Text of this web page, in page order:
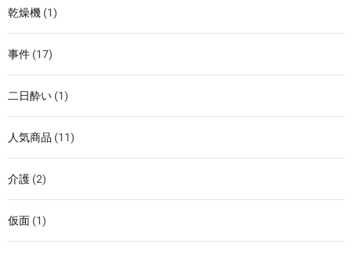
乾燥機 (1)
事件 (17)
二日酔い (1)
人気商品 (11)
介護 (2)
仮面 (1)